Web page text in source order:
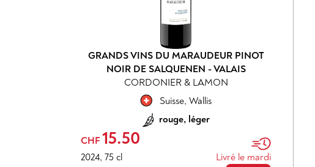
GRANDS VINS DU MARAUDEUR PINOT
NOIR DE SALQUENEN - VALAIS
CORDONIER & LAMON
Suisse, Wallis
rouge, léger
CHF 15.50
2024, 75 cl Livré le mardi